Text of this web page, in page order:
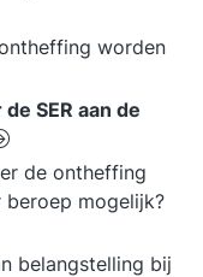
worden
SER aan de
de ontheffing
beroep mogelijk?
belangstelling bij